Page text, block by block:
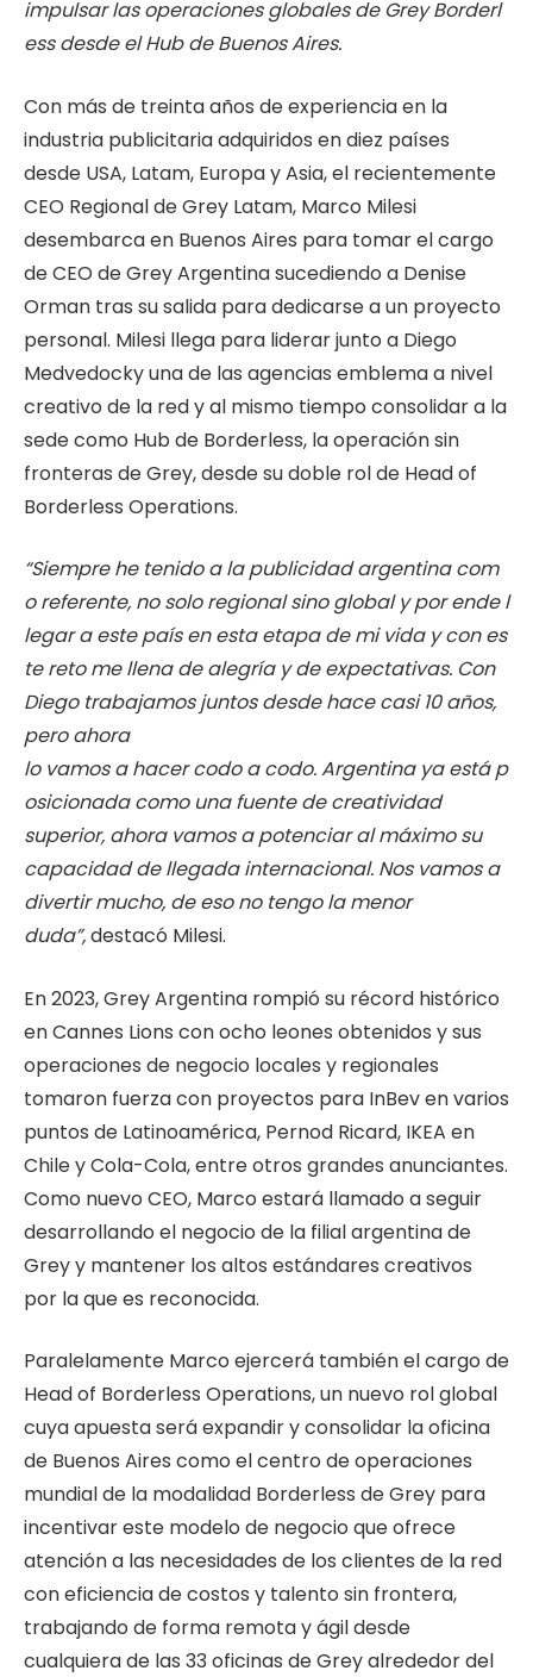
impulsar las operaciones globales de Grey Borderl
ess desde el Hub de BuenosAires.
Con más de treinta años de experiencia en la
industria publicitaria adquiridos en diez países
desde USA, Latam, Europa y Asia, el recientemente
CEO Regional de Grey Latam, Marco Milesi
desembarca en Buenos Aires para tomar el cargo
de CEO de Grey Argentina sucediendo a Denise
Orman tras su salida para dedicarse a un proyecto
personal. Milesi llega para liderar junto a Diego
Medvedocky una de las agencias emblema a nivel
creativo de la red y al mismo tiempo consolidar a la
sede como Hub de Borderless, la operación sin
fronteras de Grey, desde su doble rol de Head of
Borderless Operations.
“Siempre he tenido a la publicidad argentina com
o referente, no solo regional sino global y por ende l
legar a este país en esta etapa de mi vida y con es
te reto me llena de alegría y de expectativas. Con
Diego trabajamos juntos desde hace casi 10 años,
pero ahora
lo vamos a hacer codo a codo.Argentina ya está p
osicionada como una fuente de creatividad
superior, ahora vamos a potenciar al máximo su
capacidad de llegada internacional. Nos vamos a
divertir mucho, de eso no tengo la menor
duda”,destacó Milesi.
En 2023, Grey Argentina rompió su récord histórico
en Cannes Lions con ocho leones obtenidos y sus
operaciones de negocio locales y regionales
tomaron fuerza con proyectos para InBev en varios
puntos de Latinoamérica, Pernod Ricard, IKEA en
Chile y Cola-Cola, entre otros grandes anunciantes.
Como nuevo CEO, Marco estará llamado a seguir
desarrollando el negocio de la filial argentina de
Grey y mantener los altos estándares creativos
por la que es reconocida.
Paralelamente Marco ejercerá también el cargo de
Head of Borderless Operations, un nuevo rol global
cuya apuesta será expandir y consolidar la oficina
de Buenos Aires como el centro de operaciones
mundial de la modalidad Borderless de Grey para
incentivar este modelo de negocio que ofrece
atención a las necesidades de los clientes de la red
con eficiencia de costos y talento sin frontera,
trabajando de forma remota y ágil desde
cualquiera de las 33 oficinas de Grey alrededor del